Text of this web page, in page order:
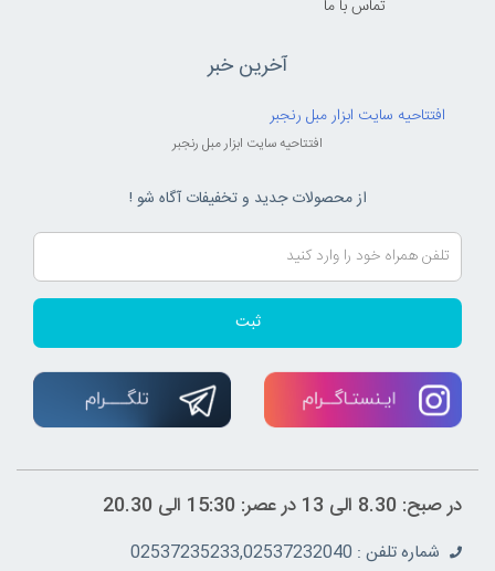
تماس با ما
آخرین خبر
افتتاحیه سایت ابزار مبل رنجبر
افتتاحیه سایت ابزار مبل رنجبر
از محصولات جدید و تخفیفات آگاه شو !
ثبت
در صبح: 8.30 الی 13 در عصر: 15:30 الی 20.30
شماره تلفن : 02537235233,02537232040